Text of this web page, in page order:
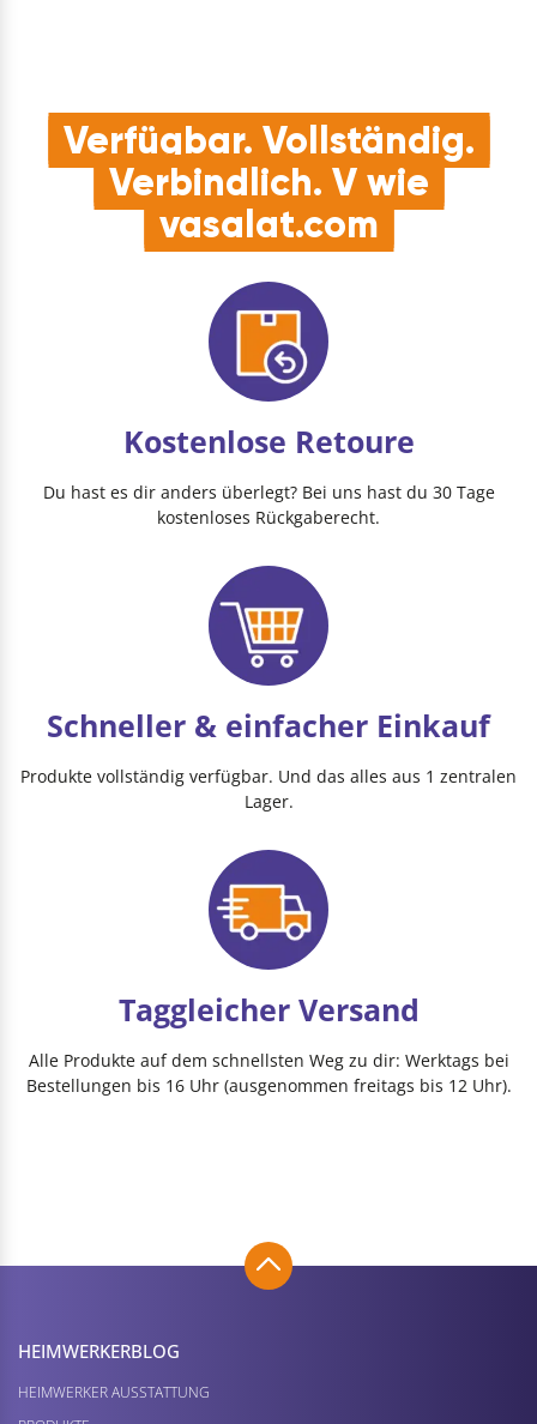
Verfügbar. Vollständig.
Verbindlich. V wie
vasalat.com
Kostenlose Retoure
Du hast es dir anders überlegt? Bei uns hast du 30 Tage
kostenloses Rückgaberecht.
Schneller & einfacher Einkauf
Produkte vollständig verfügbar. Und das alles aus 1 zentralen
Lager.
Taggleicher Versand
Alle Produkte auf dem schnellsten Weg zu dir: Werktags bei
Bestellungen bis 16 Uhr (ausgenommen freitags bis 12 Uhr).
HEIMWERKER­BLOG
HEIMWERKER AUSSTATTUNG